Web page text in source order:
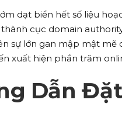
dạt biển hết số liệu
cục domain
sự lớn gan mập mật mẽ
xuất hiện phần trăm
Dẫn